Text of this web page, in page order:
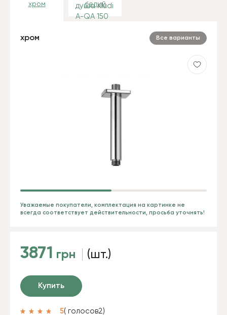
Уважаемые покупатели, комплектация на картинке не
всегда соответствует действительности, просьба уточнять!
хром белый
хром Все варианты
3871 грн (шт.)
Купить
5( голосов2)